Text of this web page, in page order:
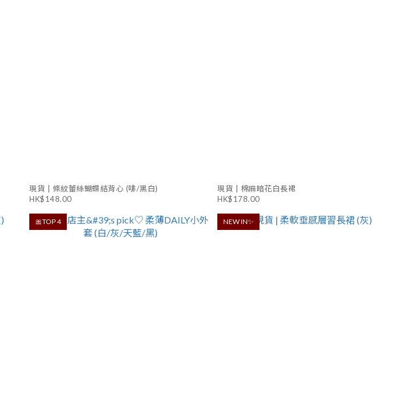
現貨 | 條紋蕾絲蝴蝶結背心 (啡/黑白)
HK$148.00
現貨 | 棉麻暗花白長裙
HK$178.00
🎀TOP 4 NEW IN✨